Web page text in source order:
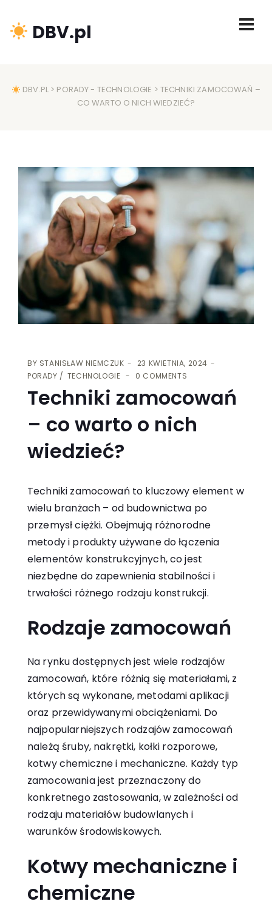
DBV.pl
DBV.PL> PORADY - TECHNOLOGIE > TECHNIKI ZAMOCOWAŃ –
CO WARTO O NICH WIEDZIEĆ?
BY STANISŁAW NIEMCZUK
23 KWIETNIA, 2024
PORADY
TECHNOLOGIE 0 COMMENTS
Techniki zamocowań
– co warto o nich
wiedzieć?
Techniki zamocowań to kluczowy element w
wielu branżach – od budownictwa po
przemysł ciężki. Obejmują różnorodne
metody i produkty używane do łączenia
elementów konstrukcyjnych, co jest
niezbędne do zapewnienia stabilności i
trwałości różnego rodzaju konstrukcji.
Rodzaje zamocowań
Na rynku dostępnych jest wiele rodzajów
zamocowań, które różnią się materiałami, z
których są wykonane, metodami aplikacji
oraz przewidywanymi obciążeniami. Do
najpopularniejszych rodzajów zamocowań
należą śruby, nakrętki, kołki rozporowe,
kotwy chemiczne i mechaniczne. Każdy typ
zamocowania jest przeznaczony do
konkretnego zastosowania, w zależności od
rodzaju materiałów budowlanych i
warunków środowiskowych.
Kotwy mechaniczne i
chemiczne